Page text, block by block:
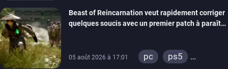
Beast of Reincarnation veut rapidement corriger
quelques soucis avec un premier patch à paraître
05 août 2026 à 17:01 pc
ps5